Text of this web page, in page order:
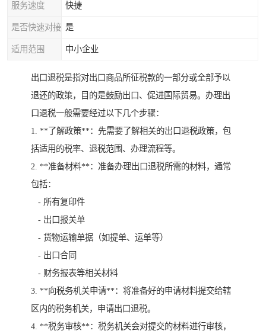
服务速度 快捷
是否快速对接 是
适用范围 中小企业
出口退税是指对出口商品所征税款的一部分或全部予以
退还的政策，目的是鼓励出口、促进国际贸易。办理出
口退税一般需要经过以下几个步骤：
1. **了解政策**：先需要了解相关的出口退税政策，包
括适用的税率、退税范围、办理流程等。
2. **准备材料**：准备办理出口退税所需的材料，通常
包括：
- 所有复印件
- 出口报关单
- 货物运输单据（如提单、运单等）
- 出口合同
- 财务报表等相关材料
3. **向税务机关申请**：将准备好的申请材料提交给辖
区内的税务机关，申请出口退税。
4. **税务审核**：税务机关会对提交的材料进行审核，